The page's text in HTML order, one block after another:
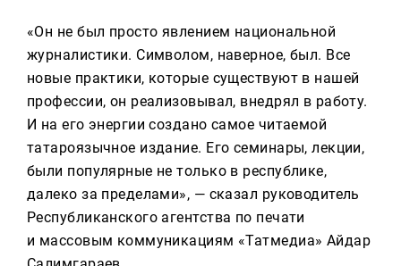
«Он не был просто явлением национальной
журналистики. Символом, наверное, был. Все
новые практики, которые существуют в нашей
профессии, он реализовывал, внедрял в работу.
И на его энергии создано самое читаемой
татароязычное издание. Его семинары, лекции,
были популярные не только в республике,
далеко за пределами», — сказал руководитель
Республиканского агентства по печати
и массовым коммуникациям «Татмедиа» Айдар